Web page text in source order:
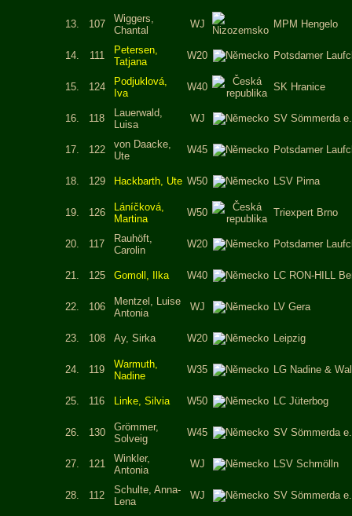
13. 107
Wiggers,
Chantal
WJ MPM Hengelo
14. 111
Petersen,
Tatjana
W20 Potsdamer
15. 124
Podjuklová,
Iva
W40 SK Hranice
16. 118
Lauerwald,
Luisa
WJ SV Sömmerda
17. 122
von Daacke,
Ute
W45 Potsdamer
18. 129 Hackbarth, Ute W50 LSV Pirna
19. 126
Láníčková,
Martina
W50 Triexpert Brno
20. 117
Rauhöft,
Carolin
W20 Potsdamer
21. 125 Gomoll, Ilka W40 LC RON-HILL
22. 106
Mentzel, Luise
Antonia
WJ LV Gera
23. 108 Ay, Sirka W20 Leipzig
24. 119
Warmuth,
Nadine
W35 LG Nadine &
25. 116 Linke, Silvia W50 LC Jüterbog
26. 130
Grömmer,
Solveig
W45 SV Sömmerda
27. 121
Winkler,
Antonia
WJ LSV Schmölln
28. 112
Schulte, Anna-
Lena
WJ SV Sömmerda